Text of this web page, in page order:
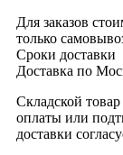
Для заказов
только
Сроки доставки
Доставка по
Складской
оплаты или
доставки